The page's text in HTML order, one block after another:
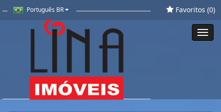
Português BR Favoritos (0)